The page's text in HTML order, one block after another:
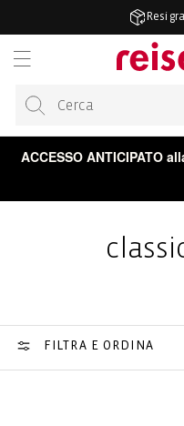
Resi
ACCESSO ANTICIPATO
FILTRA E ORDINA